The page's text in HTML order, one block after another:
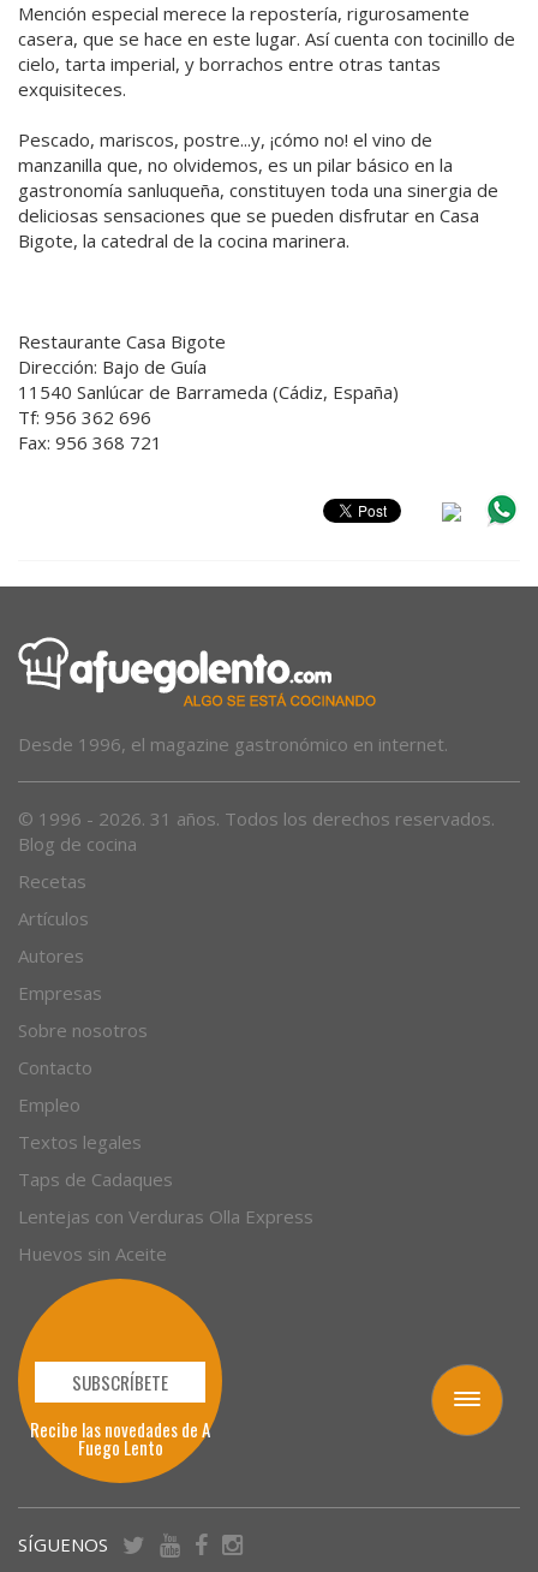
Toggle
navigation
Mención especial merece la repostería, rigurosamente
casera, que se hace en este lugar. Así cuenta con tocinillo de
cielo, tarta imperial, y borrachos entre otras tantas
exquisiteces.
Pescado, mariscos, postre...y, ¡cómo no! el vino de
manzanilla que, no olvidemos, es un pilar básico en la
gastronomía sanluqueña, constituyen toda una sinergia de
deliciosas sensaciones que se pueden disfrutar en Casa
Bigote, la catedral de la cocina marinera.
Restaurante Casa Bigote
Dirección: Bajo de Guía
11540 Sanlúcar de Barrameda (Cádiz, España)
Tf: 956 362 696
Fax: 956 368 721
Desde 1996, el magazine gastronómico en internet.
© 1996 - 2026. 31 años. Todos los derechos reservados.
Blog de cocina
Recetas
Artículos
Autores
Empresas
Sobre nosotros
Contacto
Empleo
Textos legales
Taps de Cadaques
Lentejas con Verduras Olla Express
Huevos sin Aceite
SUBSCRÍBETE
Recibe las novedades de A
Fuego Lento
SÍGUENOS